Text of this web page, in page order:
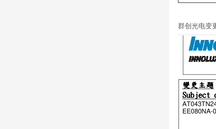
群创光电变